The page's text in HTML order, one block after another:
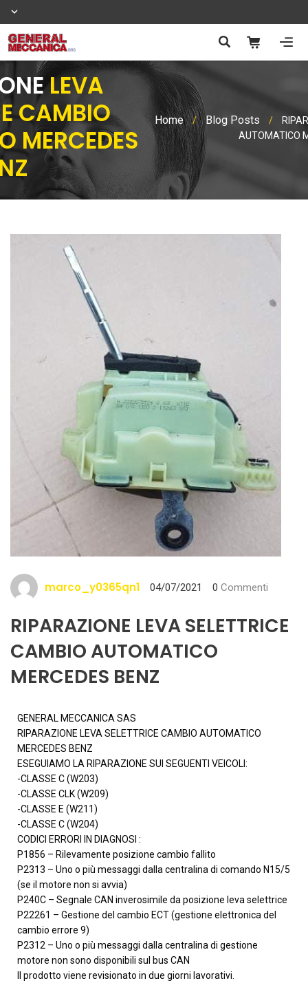
LEVA
CAMBIO
MERCEDES
Home / Blog Posts /
AUTOMATICO
marco_y0365qn1 04/07/2021 0 Commenti
RIPARAZIONE LEVA SELETTRICE
CAMBIO AUTOMATICO
MERCEDES BENZ
GENERAL MECCANICA SAS
RIPARAZIONE LEVA SELETTRICE CAMBIO AUTOMATICO
MERCEDES BENZ
ESEGUIAMO LA RIPARAZIONE SUI SEGUENTI VEICOLI:
-CLASSE C (W203)
-CLASSE CLK (W209)
-CLASSE E (W211)
-CLASSE C (W204)
CODICI ERRORI IN DIAGNOSI :
P1856 – Rilevamente posizione cambio fallito
P2313 – Uno o più messaggi dalla centralina di comando N15/5
(se il motore non si avvia)
P240C – Segnale CAN inverosimile da posizione leva selettrice
P22261 – Gestione del cambio ECT (gestione elettronica del
cambio errore 9)
P2312 – Uno o più messaggi dalla centralina di gestione
motore non sono disponibili sul bus CAN
Il prodotto viene revisionato in due giorni lavorativi.